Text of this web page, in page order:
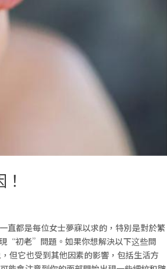
直都是每位女士夢寐以求的，特別是對於繁
“初老”問題。如果你想解決以下这些問
但它也受到其他因素的影響，包括生活方